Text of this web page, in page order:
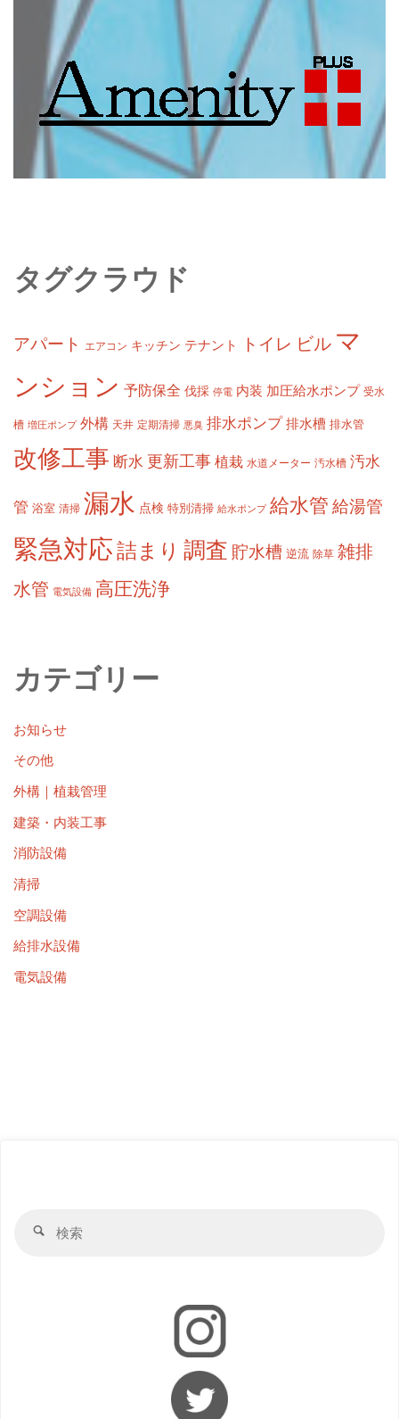
タグクラウド
アパート エアコン キッチン テナント トイレ ビル マ
ンション 予防保全 伐採 停電 内装 加圧給水ポンプ 受水
槽 増圧ポンプ 外構 天井 定期清掃 悪臭 排水ポンプ 排水槽 排水管
改修工事 断水 更新工事 植栽 水道メーター 汚水槽 汚水
管 浴室 清掃 漏水 点検 特別清掃 給水ポンプ 給水管 給湯管
緊急対応詰まり 調査 貯水槽 逆流 除草 雑排
水管 電気設備 高圧洗浄
カテゴリー
お知らせ
その他
外構｜植栽管理
建築・内装工事
消防設備
清掃
空調設備
給排水設備
電気設備